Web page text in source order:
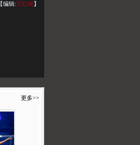
【编辑:王红纲 】
更多>>